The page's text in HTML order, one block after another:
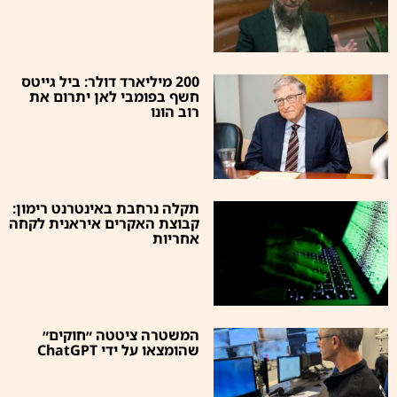
200 מיליארד דולר: ביל גייטס
חשף בפומבי לאן יתרום את
רוב הונו
תקלה נרחבת באינטרנט רימון:
קבוצת האקרים איראנית לקחה
אחריות
המשטרה ציטטה ״חוקים״
שהומצאו על ידי ChatGPT